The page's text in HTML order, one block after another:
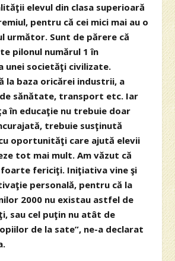
elevul din clasa superioară
pentru că cei mici mai au o
următor. Sunt de părere că
pilonul numărul 1 în
unei societăţi civilizate.
la baza oricărei industrii, a
sănătate, transport etc. Iar
în educaţie nu trebuie doar
trebuie susţinută
oportunităţi care ajută elevii
tot mai mult. Am văzut că
fericiţi. Iniţiativa vine şi
personală, pentru că la
2000 nu existau astfel de
sau cel puţin nu atât de
de la sate”, ne-a declarat